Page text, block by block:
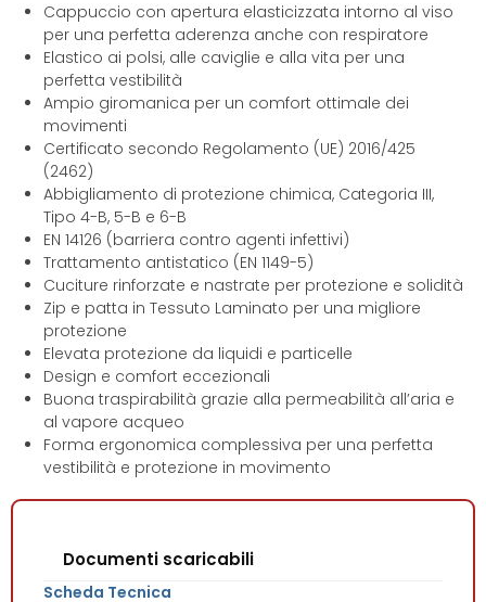
Cappuccio con apertura elasticizzata intorno al viso
per una perfetta aderenza anche con respiratore
Elastico ai polsi, alle caviglie e alla vita per una
perfetta vestibilità
Ampio giromanica per un comfort ottimale dei
movimenti
Certificato secondo Regolamento (UE) 2016/425
(2462)
Abbigliamento di protezione chimica, Categoria III,
Tipo 4-B, 5-B e 6-B
EN 14126 (barriera contro agenti infettivi)
Trattamento antistatico (EN 1149-5)
Cuciture rinforzate e nastrate per protezione e solidità
Zip e patta in Tessuto Laminato per una migliore
protezione
Elevata protezione da liquidi e particelle
Design e comfort eccezionali
Buona traspirabilità grazie alla permeabilità all’aria e
al vapore acqueo
Forma ergonomica complessiva per una perfetta
vestibilità e protezione in movimento
Documenti scaricabili
Scheda Tecnica